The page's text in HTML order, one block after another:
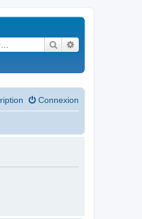
Rechercher
Connexion